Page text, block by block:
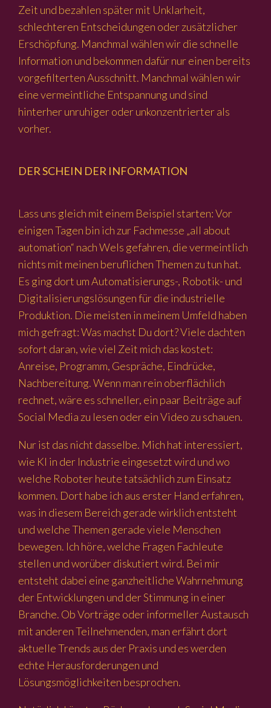
Zeit und bezahlen später mit Unklarheit,
schlechteren Entscheidungen oder zusätzlicher
Erschöpfung. Manchmal wählen wir die schnelle
Information und bekommen dafür nur einen bereits
vorgefilterten Ausschnitt. Manchmal wählen wir
eine vermeintliche Entspannung und sind
hinterher unruhiger oder unkonzentrierter als
vorher.
DER SCHEIN DER INFORMATION
Lass uns gleich mit einem Beispiel starten: Vor
einigen Tagen bin ich zur Fachmesse „all about
automation“ nach Wels gefahren, die vermeintlich
nichts mit meinen beruflichen Themen zu tun hat.
Es ging dort um Automatisierungs-, Robotik- und
Digitalisierungslösungen für die industrielle
Produktion. Die meisten in meinem Umfeld haben
mich gefragt: Was machst Du dort? Viele dachten
sofort daran, wie viel Zeit mich das kostet:
Anreise, Programm, Gespräche, Eindrücke,
Nachbereitung. Wenn man rein oberflächlich
rechnet, wäre es schneller, ein paar Beiträge auf
Social Media zu lesen oder ein Video zu schauen.
Nur ist das nicht dasselbe. Mich hat interessiert,
wie KI in der Industrie eingesetzt wird und wo
welche Roboter heute tatsächlich zum Einsatz
kommen. Dort habe ich aus erster Hand erfahren,
was in diesem Bereich gerade wirklich entsteht
und welche Themen gerade viele Menschen
bewegen. Ich höre, welche Fragen Fachleute
stellen und worüber diskutiert wird. Bei mir
entsteht dabei eine ganzheitliche Wahrnehmung
der Entwicklungen und der Stimmung in einer
Branche. Ob Vorträge oder informeller Austausch
mit anderen Teilnehmenden, man erfährt dort
aktuelle Trends aus der Praxis und es werden
echte Herausforderungen und
Lösungsmöglichkeiten besprochen.